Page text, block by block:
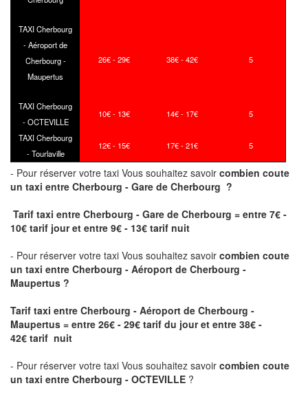
TAXI Cherbourg
- Aéroport de
Cherbourg -
Maupertus
26€ - 29€ 38€ - 42€ 5
TAXI Cherbourg
- OCTEVILLE
10€ - 13€ 14€ - 17€ 5
TAXI Cherbourg
- Tourlaville
12€ - 15€ 17€ - 21€ 5
- Pour réserver votre taxi Vous souhaitez savoir combien coute
un taxi entre Cherbourg - Gare de Cherbourg ?
Tarif taxi entre Cherbourg - Gare de Cherbourg = entre 7€ -
10€ tarif jour et entre 9€ - 13€ tarif nuit
- Pour réserver votre taxi Vous souhaitez savoir combien coute
un taxi entre Cherbourg - Aéroport de Cherbourg -
Maupertus ?
Tarif taxi entre Cherbourg - Aéroport de Cherbourg -
Maupertus = entre 26€ - 29€ tarif du jour et entre 38€ -
42€ tarif nuit
- Pour réserver votre taxi Vous souhaitez savoir combien coute
un taxi entre Cherbourg - OCTEVILLE ?